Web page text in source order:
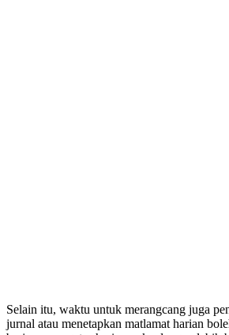
Selain itu, waktu untuk merangcang juga
jurnal atau menetapkan matlamat harian